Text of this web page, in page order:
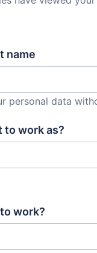
name
personal data
to work as?
work?